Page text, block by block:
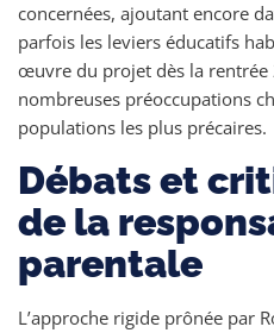
concernées, ajoutant encore
parfois les leviers éducatifs
œuvre du projet dès la rentrée
nombreuses préoccupations
populations les plus précaires.
Débats et
de la
parentale
L’approche rigide prônée par